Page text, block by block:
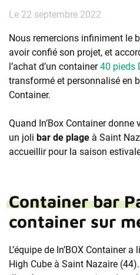
Le 22 septembre 2022
Nous remercions infiniment le
avoir confié son projet, et
l’achat d’un container40 pieds
transformé et personnalisé en
Container.
Quand In’Box Container
un joli bar de plage à Saint
accueillir pour la saison
Container bar
container sur
L’équipe de In’BOX Container
High Cube à Saint Nazaire